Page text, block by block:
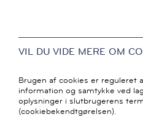
VIL DU VIDE MERE OM
Brugen af cookies er reguleret
information og samtykke ved
oplysninger i slutbrugerens
(cookiebekendtgørelsen).